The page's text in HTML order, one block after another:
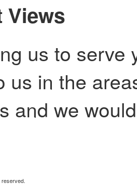
Views
us to serve
us in the
and we
reserved.